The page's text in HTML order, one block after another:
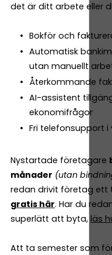
det är ditt arbete eller
Bokför och
Automatisk
utan manuellt
Återkommande
AI-assistent
ekonomifrågor
Fri telefonsupport i
Nystartade företagare
månader (utan
redan drivit företag ett
gratis här. Har du
superlätt att byta, läs
Att ta semester som